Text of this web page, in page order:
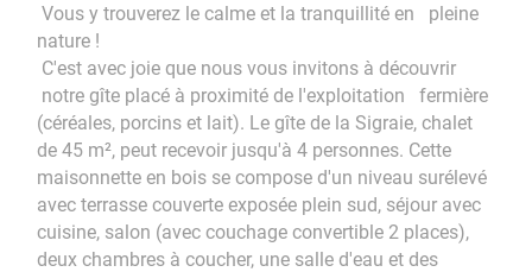
Vous y trouverez le calme et la tranquillité en pleine
nature !
C'est avec joie que nous vous invitons à découvrir
notre gîte placé à proximité de l'exploitation fermière
(céréales, porcins et lait). Le gîte de la Sigraie, chalet
de 45 m², peut recevoir jusqu'à 4 personnes. Cette
maisonnette en bois se compose d'un niveau surélevé
avec terrasse couverte exposée plein sud, séjour avec
cuisine, salon (avec couchage convertible 2 places),
deux chambres à coucher, une salle d'eau et des